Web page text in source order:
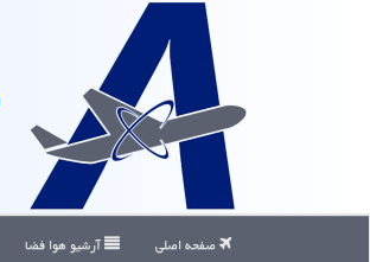
صفحه اصلی آرشیو هوا فضا